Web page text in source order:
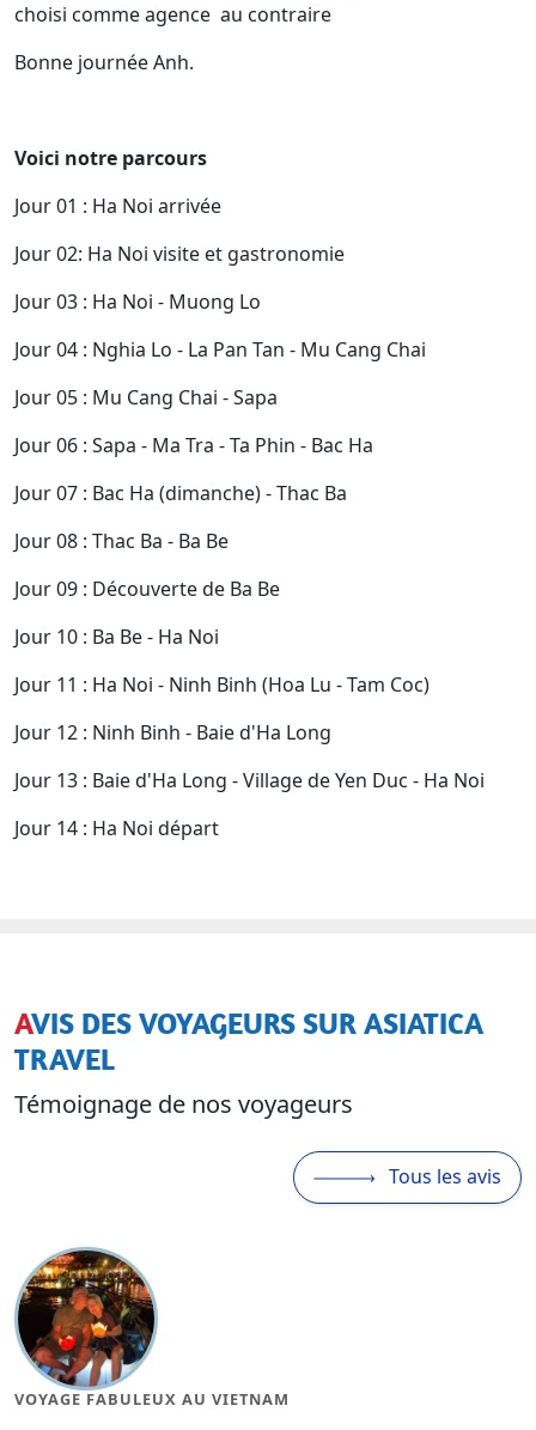
choisi comme agence au contraire
Bonne journée Anh.
Voici notre parcours
Jour 01 : Ha Noi arrivée
Jour 02: Ha Noi visite et gastronomie
Jour 03 : Ha Noi - Muong Lo
Jour 04 : Nghia Lo - La Pan Tan - Mu Cang Chai
Jour 05 : Mu Cang Chai - Sapa
Jour 06 : Sapa - Ma Tra - Ta Phin - Bac Ha
Jour 07 : Bac Ha (dimanche) - Thac Ba
Jour 08 : Thac Ba - Ba Be
Jour 09 : Découverte de Ba Be
Jour 10 : Ba Be - Ha Noi
Jour 11 : Ha Noi - Ninh Binh (Hoa Lu - Tam Coc)
Jour 12 : Ninh Binh - Baie d'Ha Long
Jour 13 : Baie d'Ha Long - Village de Yen Duc - Ha Noi
Jour 14 : Ha Noi départ
AVIS DES VOYAGEURS SUR ASIATICA
TRAVEL
Témoignage de nos voyageurs
Tous les avis
MAGNIFIQUE VOYAGE AU VIETNAM